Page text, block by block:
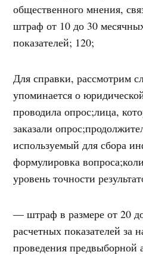
общественного мнения,
штраф от 10 до 30
показателей; 120;
Для справки, рассмотрим
упоминается о
проводила опрос;лица,
заказали
используемый для сбора
формулировка
уровень точности
— штраф в размере от 20
расчетных показателей за
проведения предвыборной